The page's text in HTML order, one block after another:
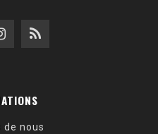
de nous